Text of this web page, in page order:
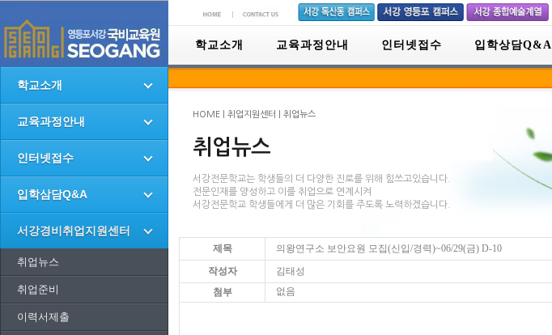
학교소개
교육과정안내
인터넷접수
입학삼담Q&A
서강경비취업지원센터
취업뉴스
취업준비
이력서제출
학교소개 교육과정안내 인터넷접수 입학상담Q&A
HOME | 취업지원센터 | 취업뉴스
취업뉴스
서강전문학교는 학생들의 더 다양한 진로를 위해 힘쓰고있습니다.
전문인재를 양성하고 이를 취업으로 연계시켜
서강전문학교 학생들에게 더 많은 기회를 주도록 노력하겠습니다.
제목 의왕연구소 보안요원 모집(신입/경력)~06/29(금) D-10
작성자
김태성
첨부
없음